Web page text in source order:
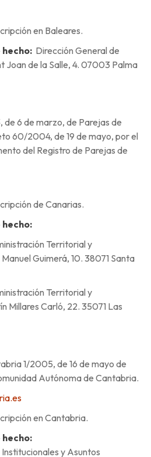
en Baleares.
Dirección General de
Joan de la Salle, 4. 07003 Palma
6 de marzo, de Parejas de
60/2004, de 19 de mayo, por el
del Registro de Parejas de
de Canarias.
Territorial y
Guimerá, 10. 38071 Santa
Territorial y
Millares Carló, 22. 35071 Las
1/2005, de 16 de mayo de
Autónoma de Cantabria.
en Cantabria.
y Asuntos